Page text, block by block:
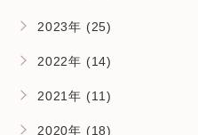
2023年 (25)
2022年 (14)
2021年 (11)
2020年 (18)